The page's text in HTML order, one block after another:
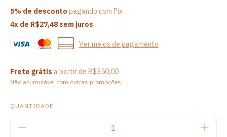
5% de desconto pagando com Pix
4x de R$27,48sem juros
Ver meios de pagamento
Frete grátis a partir de R$350,00
Não acumulável com outras promoções
QUANTIDADE